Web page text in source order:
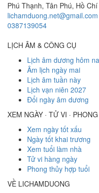
Phú Thạnh, Tân Phú, Hồ
lichamduong.net@gmail.com
0387139054
LỊCH ÂM & CÔNG CỤ
Lịch âm dương hôm
Âm lịch ngày mai
Lịch âm tuần này
Lịch vạn niên 2027
Đổi ngày âm dương
XEM NGÀY · TỬ VI ·
Xem ngày tốt xấu
Ngày tốt khai trương
Xem tuổi làm nhà
Tử vi hàng ngày
Phong thủy hợp tuổi
VỀ LICHAMDUONG